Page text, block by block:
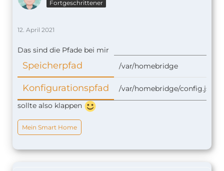
Fortgeschrittener
12. April 2021
Das sind die Pfade bei mir
Speicherpfad /var/homebridge
Konfigurationspfad
/var/homebridge/config.json
sollte also klappen
Mein Smart Home